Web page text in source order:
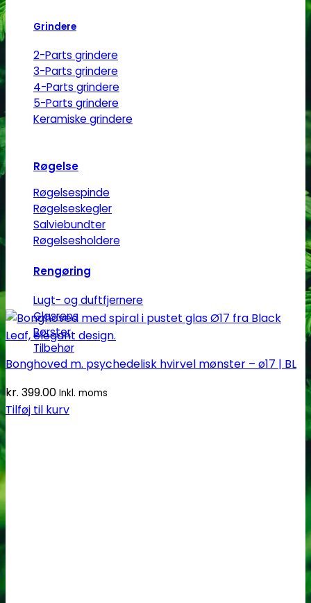
Grindere
2-Parts grindere
3-Parts grindere
4-Parts grindere
5-Parts grindere
Keramiske grindere
Røgelse
Røgelsespinde
Røgelseskegler
Salviebundter
Røgelsesholdere
Rengøring
Lugt- og duftfjernere
Glasrens
Børster
Tilbehør
Bonghoved m. psychedelisk hvirvel mønster – ø17 | BL
kr. 399.00 Inkl. moms
Tilføj til kurv